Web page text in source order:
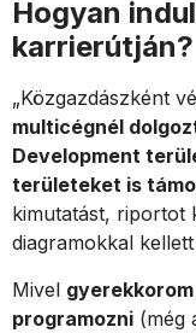
Hogyan
karrierútján?
„Közgazdászként
multicégnél
Development
területeket is
kimutatást, riportot
diagramokkal
Mivel
programozni (még